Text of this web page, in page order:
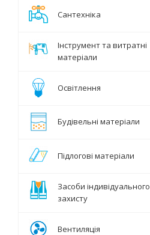
Сантехніка
Інструмент та витратні
матеріали
Освітлення
Будівельні матеріали
Підлогові матеріали
Засоби індивідуального
захисту
Вентиляція